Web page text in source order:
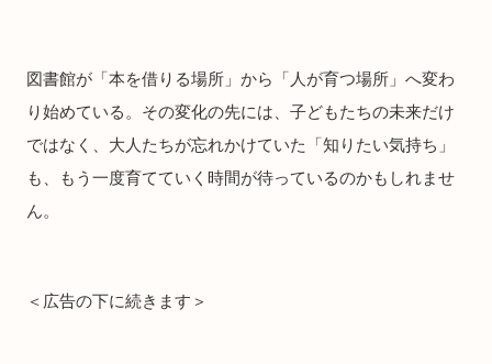
図書館が「本を借りる場所」から「人が育つ場所」へ変わ
り始めている。その変化の先には、子どもたちの未来だけ
ではなく、大人たちが忘れかけていた「知りたい気持ち」
も、もう一度育てていく時間が待っているのかもしれませ
ん。
＜広告の下に続きます＞